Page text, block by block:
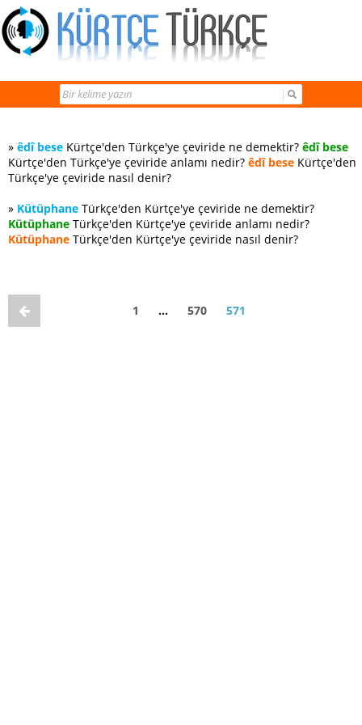
» êdî bese Kürtçe'den Türkçe'ye çeviride ne demektir? êdî bese
Kürtçe'den Türkçe'ye çeviride anlamı nedir? êdî bese Kürtçe'den
Türkçe'ye çeviride nasıl denir?
» Kütüphane Türkçe'den Kürtçe'ye çeviride ne demektir?
Kütüphane Türkçe'den Kürtçe'ye çeviride anlamı nedir?
Kütüphane Türkçe'den Kürtçe'ye çeviride nasıl denir?
1 … 570 571